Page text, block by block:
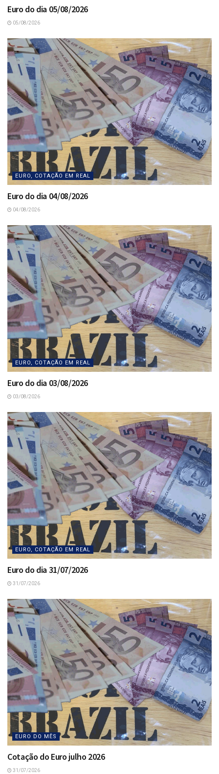
Euro do dia 05/08/2026
05/08/2026
EURO, COTAÇÃO EM REAL
Euro do dia 04/08/2026
04/08/2026
EURO, COTAÇÃO EM REAL
Euro do dia 03/08/2026
03/08/2026
EURO, COTAÇÃO EM REAL
Euro do dia 31/07/2026
31/07/2026
EURO DO MÊS
Cotação do Euro julho 2026
31/07/2026